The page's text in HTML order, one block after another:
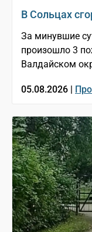
В Сольцах
За минувшие
произошло 3
Валдайском
05.08.2026 |